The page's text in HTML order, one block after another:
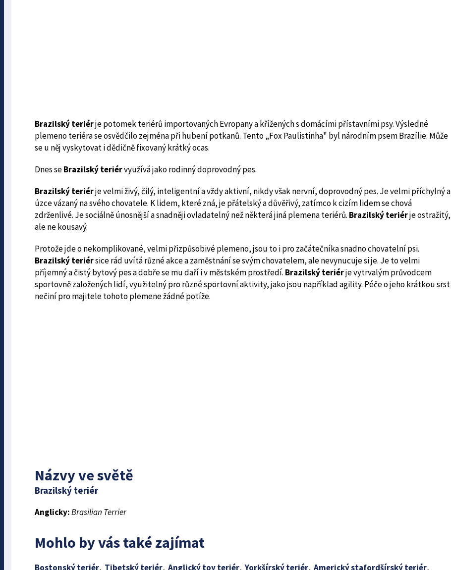
Brazilský teriérje potomek teriérů importovaných Evropany a křížených s domácími přístavními psy. Výsledné
plemeno teriéra se osvědčilo zejména při hubení potkanů. Tento „Fox Paulistinha" byl národním psem Brazílie. Může
se u něj vyskytovat i dědičně fixovaný krátký ocas.
Dnes seBrazilský teriérvyužívá jako rodinný doprovodný pes.
Brazilský teriérje velmi živý, čilý, inteligentní a vždy aktivní, nikdy však nervní, doprovodný pes. Je velmi příchylný a
úzce vázaný na svého chovatele. K lidem, které zná, je přátelský a důvěřivý, zatímco k cizím lidem se chová
zdrženlivé. Je sociálně únosnější a snadněji ovladatelný než některá jiná plemena teriérů. Brazilský teriérje ostražitý,
ale ne kousavý.
Protože jde o nekomplikované, velmi přizpůsobivé plemeno, jsou to i pro začátečníka snadno chovatelní psi.
Brazilský teriérsice rád uvítá různé akce a zaměstnání se svým chovatelem, ale nevynucuje si je. Je to velmi
příjemný a čistý bytový pes a dobře se mu daří i v městském prostředí. Brazilský teriérje vytrvalým průvodcem
sportovně založených lidí, využitelný pro různé sportovní aktivity, jako jsou například agility. Péče o jeho krátkou srst
nečiní pro majitele tohoto plemene žádné potíže.
Názvy ve světě
Brazilský teriér
Anglicky:Brasilian Terrier
Mohlo by vás také zajímat
Bostonský teriér, Tibetský teriér, Anglický toy teriér,Yorkšírský teriér, Americký stafordšírský teriér,